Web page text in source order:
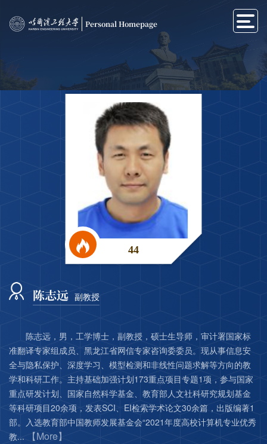
Personal Homepage
44
陈志远 副教授
陈志远，男，工学博士，副教授，硕士生导师，审计署国家标
准翻译专家组成员、黑龙江省网信专家咨询委委员。现从事信息安
全与隐私保护、深度学习、模型检测和非线性问题求解等方向的教
学和科研工作。主持基础加强计划173重点项目专题1项，参与国家
重点研发计划、国家自然科学基金、教育部人文社科研究规划基金
等科研项目20余项，发表SCI、EI检索学术论文30余篇，出版编著1
部。入选教育部中国教师发展基金会“2021年度高校计算机专业优秀
教...
【More】